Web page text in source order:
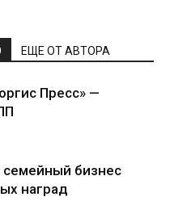
ЕЩЕ ОТ АВТОРА
Пресс» —
семейный бизнес
наград